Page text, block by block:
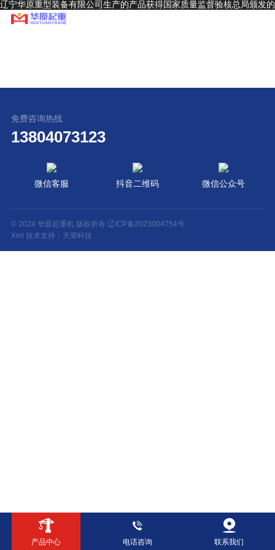
辽宁华原重型装备有限公司生产的产品获得国家质量监督验核总局颁发的
A级起重机生产制造许可证和安装、改造、维修许可证，并通过ISO9001
免费咨询热线
13804073123
微信客服 抖音二维码 微信公众号
© 2024 华原起重机 版权所有 辽ICP备2023004754号
Xml 技术支持： 天荣科技
产品中心 电话咨询 联系我们